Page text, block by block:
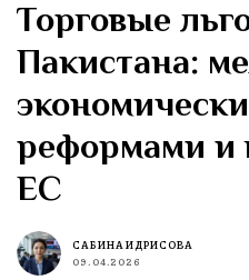
Торговые
Пакистана:
реформами и
ЕС
САБИНА ИДРИСОВА
09.04.2026